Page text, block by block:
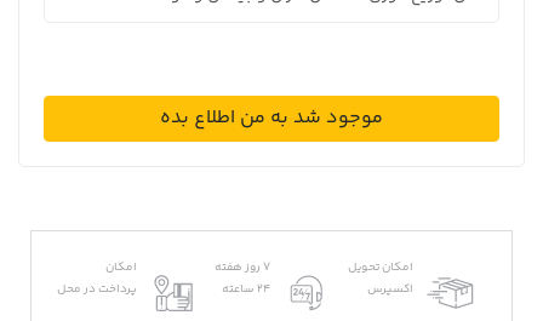
موجود شد به من اطلاع بده
امکان تحویل
اکسپرس
7 روز هفته
24 ساعته
امکان
پرداخت در محل